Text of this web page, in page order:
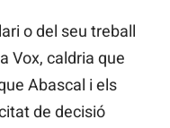
o del seu treball
Vox, caldria que
Abascal i els
de decisió